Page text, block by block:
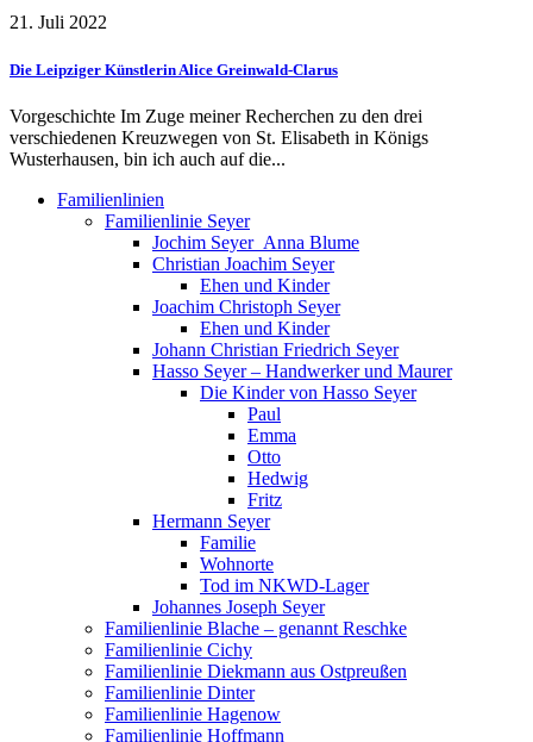
21. Juli 2022
Die Leipziger Künstlerin Alice Greinwald-Clarus
Vorgeschichte Im Zuge meiner Recherchen zu den drei
verschiedenen Kreuzwegen von St. Elisabeth in Königs
Wusterhausen, bin ich auch auf die...
Familienlinien
Familienlinie Seyer
Jochim Seyer_Anna Blume
Christian Joachim Seyer
Ehen und Kinder
Joachim Christoph Seyer
Ehen und Kinder
Johann Christian Friedrich Seyer
Hasso Seyer – Handwerker und Maurer
Die Kinder von Hasso Seyer
Paul
Emma
Otto
Hedwig
Fritz
Hermann Seyer
Familie
Wohnorte
Tod im NKWD-Lager
Johannes Joseph Seyer
Familienlinie Blache – genannt Reschke
Familienlinie Cichy
Familienlinie Diekmann aus Ostpreußen
Familienlinie Dinter
Familienlinie Hagenow
Familienlinie Hoffmann